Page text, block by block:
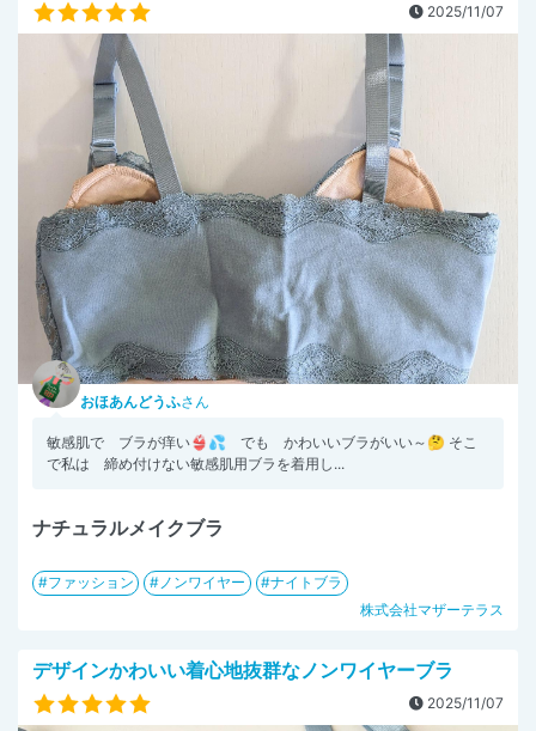
2025/11/07
おほあんどうふさん
敏感肌で ブラが痒い👙💦 でも かわいいブラがいい～🤔 そこ
で私は 締め付けない敏感肌用ブラを着用し...
ナチュラルメイクブラ
ファッション ノンワイヤー
ナイトブラ
株式会社マザーテラス
デザインかわいい着心地抜群なノンワイヤーブラ
2025/11/07